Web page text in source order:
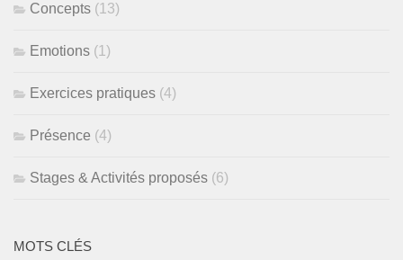
Concepts (13)
Emotions (1)
Exercices pratiques (4)
Présence (4)
Stages & Activités proposés (6)
MOTS CLÉS